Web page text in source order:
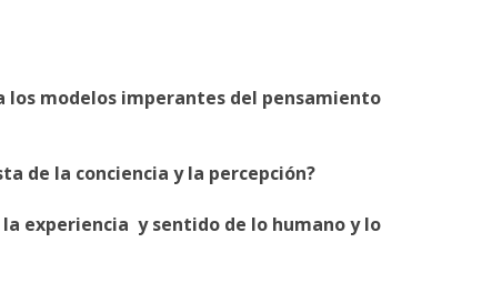
los modelos imperantes del pensamiento
de la conciencia y la percepción?
experiencia y sentido de lo humano y lo